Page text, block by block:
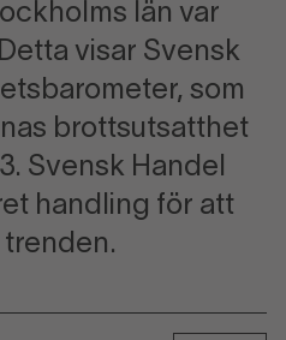
län var
visar Svensk
som
brottsutsatthet
Svensk Handel
handling för att
trenden.